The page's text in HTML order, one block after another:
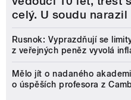
celý. U soudu narazil
Rusnok: Vyprazdňují se
z veřejných peněz vyvolá
Mělo jít o nadaného
o úspěších profesora z